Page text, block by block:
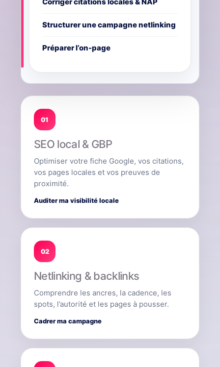
Structurer une campagne netlinking
Préparer l’on-page
01
SEO local & GBP
Optimiser votre fiche Google, vos citations,
vos pages locales et vos preuves de
proximité.
Auditer ma visibilité locale
02
Netlinking & backlinks
Comprendre les ancres, la cadence, les
spots, l’autorité et les pages à pousser.
Cadrer ma campagne